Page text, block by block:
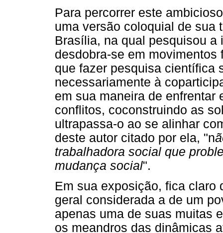
Para percorrer este
uma versão coloquial de sua
Brasília, na qual pesquisou
desdobra-se em
que fazer pesquisa científica
necessariamente à
em sua maneira de enfrentar
conflitos, coconstruindo as
ultrapassa-o ao se alinhar
deste autor citado por ela, "n
trabalhadora social que
mudança social".
Em sua exposição, fica claro
geral considerada a de um
apenas uma de suas muitas
os meandros das dinâmicas